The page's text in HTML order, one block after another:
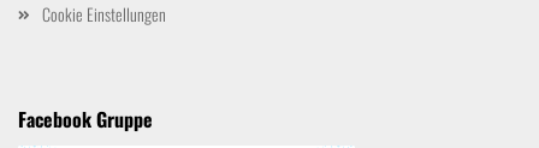
Cookie Einstellungen
Facebook Gruppe